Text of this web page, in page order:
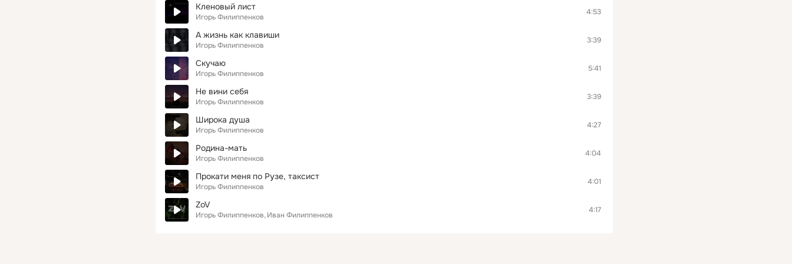
Кленовый лист
Игорь Филиппенков
4:53
А жизнь как клавиши
Игорь Филиппенков
3:39
Скучаю
Игорь Филиппенков
5:41
Не вини себя
Игорь Филиппенков
3:39
Широка душа
Игорь Филиппенков
4:27
Родина-мать
Игорь Филиппенков
4:04
Прокати меня по Рузе, таксист
Игорь Филиппенков
4:01
ZoV
Игорь Филиппенков Иван Филиппенков
4:17